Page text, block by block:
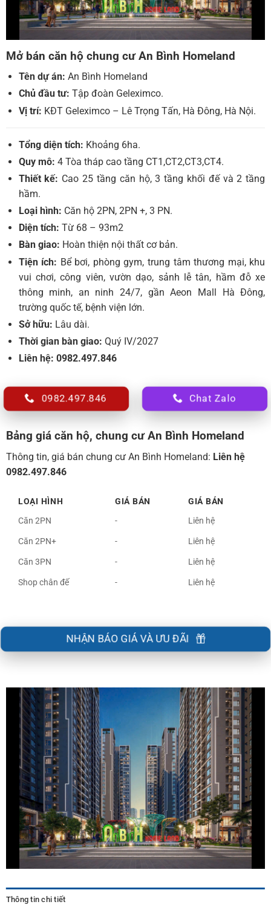
Mở bán căn hộ chung cư An Bình Homeland
Tên dự án: An Bình Homeland
Chủ đầu tư: Tập đoàn Geleximco.
Vị trí: KĐT Geleximco – Lê Trọng Tấn, Hà Đông, Hà Nội.
Tổng diện tích: Khoảng 6ha.
Quy mô: 4 Tòa tháp cao tầng CT1,CT2,CT3,CT4.
Thiết kế: Cao 25 tầng căn hộ, 3 tầng khối đế và 2 tầng
hầm.
Loại hình: Căn hộ 2PN, 2PN +, 3 PN.
Diện tích: Từ 68 – 93m2
Bàn giao: Hoàn thiện nội thất cơ bản.
Tiện ích: Bể bơi, phòng gym, trung tâm thương mại, khu
vui chơi, công viên, vườn dạo, sảnh lễ tân, hầm đỗ xe
thông minh, an ninh 24/7, gần Aeon Mall Hà Đông,
trường quốc tế, bệnh viện lớn.
Sở hữu: Lâu dài.
Thời gian bàn giao: Quý IV/2027
Liên hệ: 0982.497.846
0982.497.846 Chat Zalo
Bảng giá căn hộ, chung cư An Bình Homeland
Thông tin, giá bán chung cư An Bình Homeland: Liên hệ
0982.497.846
LOẠI HÌNH GIÁ BÁN
GIÁ BÁN
Căn 2PN
-
Liên hệ
Căn 2PN+
-
Liên hệ
Căn 3PN
-
Liên hệ
Shop chân đế
- Liên hệ
NHẬN BÁO GIÁ VÀ ƯU ĐÃI
Thông tin chi tiết